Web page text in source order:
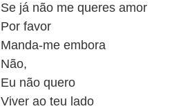
Se já não me queres amor
Por favor
Manda-me embora
Não,
Eu não quero
Viver ao teu lado